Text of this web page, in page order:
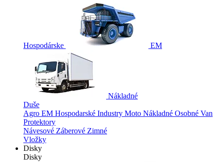
Hospodárske EM
Nákladné
Duše
Agro EM Hospodarské Industry Moto Nákladné Osobné Van
Protektory
Návesové Záberové Zimné
Vložky
Disky
Disky